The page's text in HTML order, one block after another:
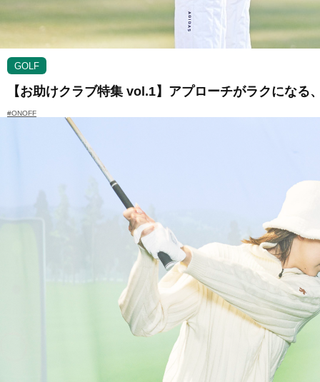
GOLF
【お助けクラブ特集 vol.1】アプローチがラクになる
#ONOFF